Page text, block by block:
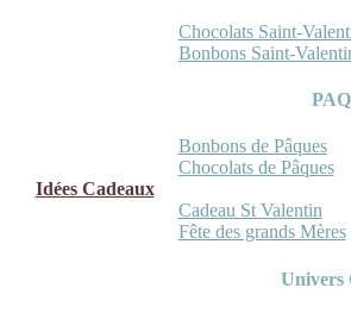
Chocolats Saint-
Bonbons Saint-
Bonbons de Pâques
Chocolats de Pâques
Idées Cadeaux
Cadeau St Valentin
Fête des grands Mères
Univers